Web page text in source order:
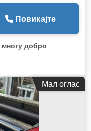
Повикајте
многу добро
Мал оглас